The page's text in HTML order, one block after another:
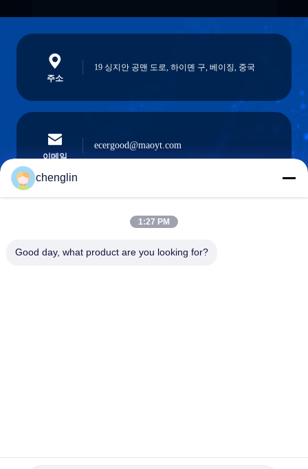
주소
19 싱지안 공맨 도로, 하이뎬 구, 베이징, 중국
이메일
ecergood@maoyt.com
0086-731-861329934568
chenglin
1:27 PM
Good day, what product are you looking for?